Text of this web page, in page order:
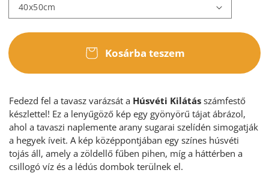
Kosárba teszem
Fedezd fel a tavasz varázsát a Húsvéti Kilátás számfestő
készlettel! Ez a lenyűgöző kép egy gyönyörű tájat ábrázol,
ahol a tavaszi naplemente arany sugarai szelídén simogatják
a hegyek íveit. A kép középpontjában egy színes húsvéti
tojás áll, amely a zöldellő fűben pihen, míg a háttérben a
csillogó víz és a lédús dombok terülnek el.